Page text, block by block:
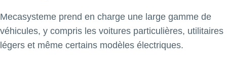
Mecasysteme prend en charge une large gamme de
véhicules, y compris les voitures particulières, utilitaires
légers et même certains modèles électriques.